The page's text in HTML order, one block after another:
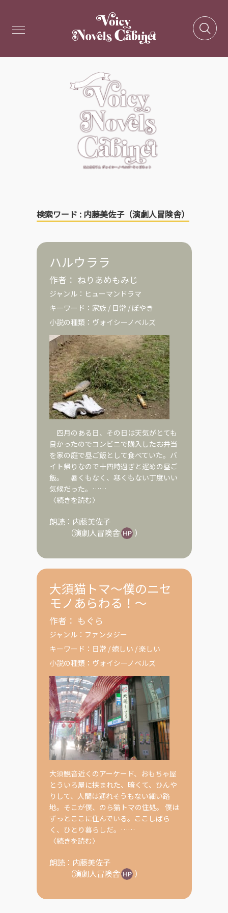
検索ワード : 内藤美佐子（演劇人冒険舎）
ハルウララ
作者： ねりあめもみじ
ジャンル： ヒューマンドラマ
キーワード： 家族 / 日常 / ぼやき
小説の種類： ヴォイシーノベルズ
四月のある日、その日は天気がとても
良かったのでコンビニで購入したお弁当
を家の庭で昼ご飯として食べていた。バ
イト帰りなので十四時過ぎと遅めの昼ご
飯。 暑くもなく、寒くもない丁度いい
気候だった。……
〈続きを読む〉
朗読： 内藤美佐子
（演劇人冒険舎 ）
大須猫トマ～僕のニセ
モノあらわる！～
作者： もぐら
ジャンル： ファンタジー
キーワード： 日常 /嬉しい /楽しい
小説の種類： ヴォイシーノベルズ
大須観音近くのアーケード、おもちゃ屋
とういろ屋に挟まれた、暗くて、ひんや
りして、人間は通れそうもない細い路
地。そこが僕、のら猫トマの住処。 僕は
ずっとここに住んでいる。ここしばら
く、ひとり暮らしだ。……
〈続きを読む〉
朗読： 内藤美佐子
（演劇人冒険舎 ）